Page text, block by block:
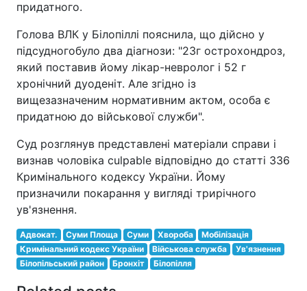
придатного.
Голова ВЛК у Білопіллі пояснила, що дійсно у
підсудногобуло два діагнози: "23г острохондроз,
який поставив йому лікар-невролог і 52 г
хронічний дуоденіт. Але згідно із
вищезазначеним нормативним актом, особа є
придатною до військової служби".
Суд розглянув представлені матеріали справи і
визнав чоловіка culpable відповідно до статті 336
Кримінального кодексу України. Йому
призначили покарання у вигляді трирічного
ув'язнення.
Адвокат. Суми Площа Суми Хвороба
Мобілізація
Кримінальний кодекс України
Військова служба
Ув'язнення
Білопільський район
Бронхіт Білопілля